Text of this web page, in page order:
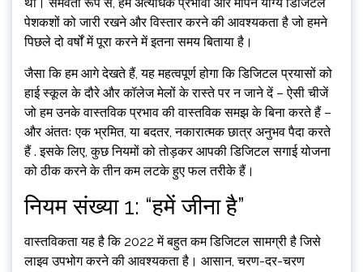
पेशकशों को जारी रखने और विस्तार करने की आवश्यकता है जो हमने
पिछले दो वर्षों में पूरा करने में इतना समय बिताया है।
जैसा कि हम आगे देखते हैं, यह महत्वपूर्ण होगा कि डिजिटल प्रयासों को
हाई स्कूल के दौरे और कॉलेज मेलों के रास्ते पर न जाने दें – ऐसी चीजें
जो हम उनके वास्तविक प्रभाव की वास्तविक समझ के बिना करते हैं –
और अंततः एक भ्रमित, या बदतर, नकारात्मक छात्र अनुभव पैदा करते
हैं . इसके लिए, कुछ नियमों को तोड़कर आपकी डिजिटल सगाई योजना
को ठीक करने के तीन कम लटके हुए फल तरीके हैं।
नियम संख्या 1: “हमें जीना है”
वास्तविकता यह है कि 2022 में बहुत कम डिजिटल सामग्री है जिसे
लाइव उपभोग करने की आवश्यकता है। आसान, चरण-दर-चरण